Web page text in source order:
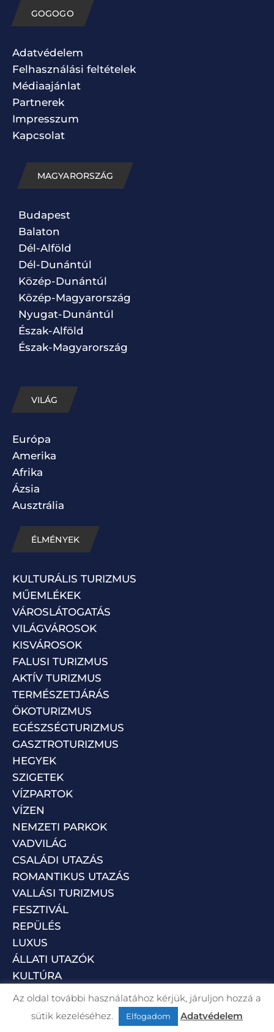
GOGOGO
Adatvédelem
Felhasználási feltételek
Médiaajánlat
Partnerek
Impresszum
Kapcsolat
MAGYARORSZÁG
Budapest
Balaton
Dél-Alföld
Dél-Dunántúl
Közép-Dunántúl
Közép-Magyarország
Nyugat-Dunántúl
Észak-Alföld
Észak-Magyarország
VILÁG
Európa
Amerika
Afrika
Ázsia
Ausztrália
ÉLMÉNYEK
KULTURÁLIS TURIZMUS
MŰEMLÉKEK
VÁROSLÁTOGATÁS
VILÁGVÁROSOK
KISVÁROSOK
FALUSI TURIZMUS
AKTÍV TURIZMUS
TERMÉSZETJÁRÁS
ÖKOTURIZMUS
EGÉSZSÉGTURIZMUS
GASZTROTURIZMUS
HEGYEK
SZIGETEK
VÍZPARTOK
VÍZEN
NEMZETI PARKOK
VADVILÁG
CSALÁDI UTAZÁS
ROMANTIKUS UTAZÁS
VALLÁSI TURIZMUS
FESZTIVÁL
REPÜLÉS
LUXUS
ÁLLATI UTAZÓK
KULTÚRA
Az oldal további használatához kérjük, járuljon hozzá a
sütik kezeléséhez.
Elfogadom Adatvédelem